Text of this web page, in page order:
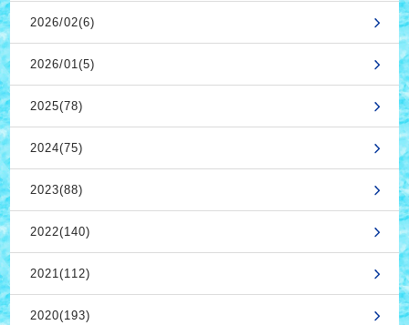
2026/02(6)
2026/01(5)
2025(78)
2024(75)
2023(88)
2022(140)
2021(112)
2020(193)